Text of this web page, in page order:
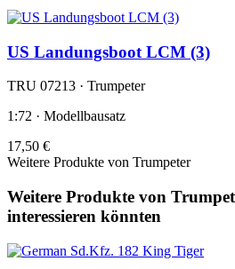
US Landungsboot LCM (3)
TRU 07213 · Trumpeter
1:72 · Modellbausatz
17,50 €
Weitere Produkte von Trumpeter
Weitere Produkte von
interessieren könnten